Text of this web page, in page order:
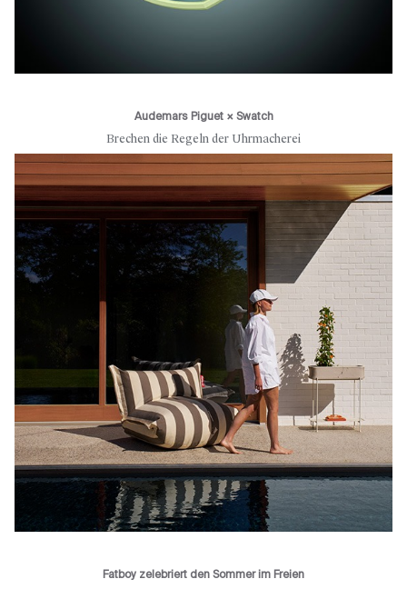
Audemars Piguet × Swatch
Brechen die Regeln der Uhrmacherei
Fatboy zelebriert den Sommer im Freien